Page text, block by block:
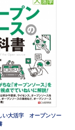
い大活字 オープンソー